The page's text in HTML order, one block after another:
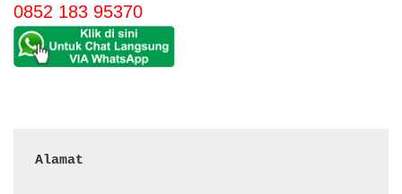
0852 183 95370
Alamat